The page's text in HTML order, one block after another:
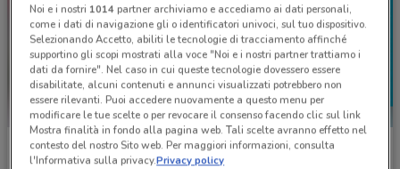
Brico ok Brico ok
Noi e i nostri 1014partner archiviamo e accediamo ai dati personali,
come i dati di navigazione gli o identificatori univoci, sul tuo dispositivo.
Selezionando Accetto, abiliti le tecnologie di tracciamento affinché
supportino gli scopi mostrati alla voce "Noi e i nostri partner trattiamo i
dati da fornire". Nel caso in cui queste tecnologie dovessero essere
disabilitate, alcuni contenuti e annunci visualizzati potrebbero non
essere rilevanti. Puoi accedere nuovamente a questo menu per
modificare le tue scelte o per revocare il consenso facendo clic sul link
Mostra finalità in fondo alla pagina web. Tali scelte avranno effetto nel
contesto del nostro Sito web. Per maggiori informazioni, consulta
l'Informativa sulla privacy.Privacy policy